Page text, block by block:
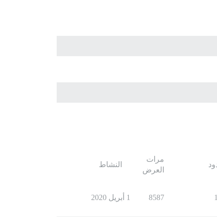
مرات
العرض
النشاط
8587 1 أبريل 2020